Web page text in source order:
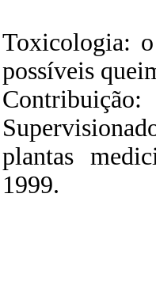
Toxicologia:
possíveis
plantas
1999.